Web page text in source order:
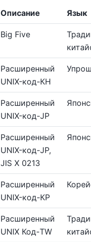
Описание Язык
Big Five
Расширенный
UNIX-код-КН
Расширенный
UNIX-код-JP
Расширенный
UNIX-код-JP,
JIS X 0213
Расширенный
UNIX-код-КР
Расширенный
UNIX Код-TW